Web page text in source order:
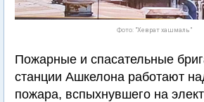
Фото: "Хеврат хашмаль"
Пожарные и спасательные
станции Ашкелона работают
пожара, вспыхнувшего на